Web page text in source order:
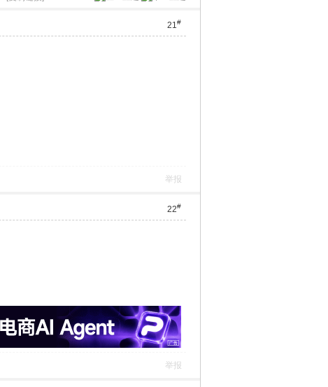
21#
举报
22#
举报